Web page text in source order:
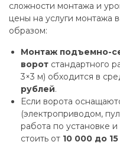
сложности монтажа и
цены на услуги монтажа
образом:
Монтаж подъемно-
ворот стандартного
3×3 м) обходится в
рублей.
Если ворота
(электроприводом,
работа по установке
стоить от 10 000 до